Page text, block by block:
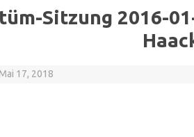
Sitzung 2016-
Mai 17, 2018